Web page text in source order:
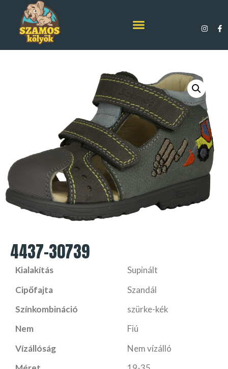
4437-30739
Kialakítás
Supinált
Cipőfajta
Szandál
Színkombináció
szürke-kék
Nem
Fiú
Vízállóság
Nem vízálló